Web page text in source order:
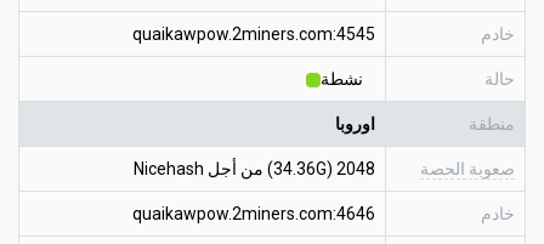
خادم quaikawpow.2miners.com:4545
حالة نشطة
منطقة اوروبا
صعوبة الحصة 2048 (34.36G) من أجل Nicehash
خادم quaikawpow.2miners.com:4646